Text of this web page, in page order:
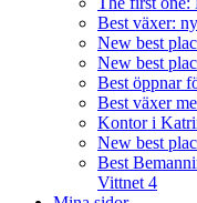
Best växer:
New best
New best
Best öppnar
Best växer
Kontor i
New best
Best
Vittnet 4